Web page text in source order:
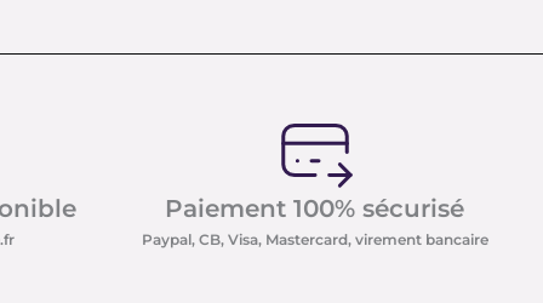
Paiement 100% sécurisé
Paypal, CB, Visa, Mastercard, virement bancaire